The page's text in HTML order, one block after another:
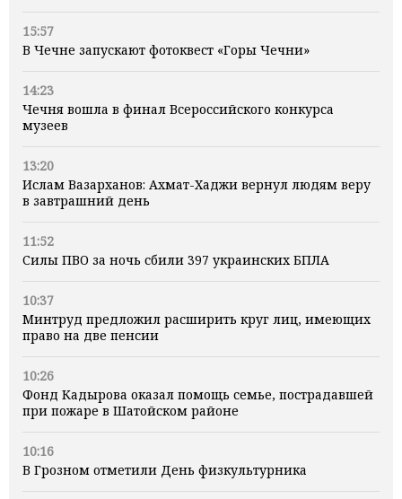
15:57
В Чечне запускают фотоквест «Горы Чечни»
14:23
Чечня вошла в финал Всероссийского конкурса
музеев
13:20
Ислам Вазарханов: Ахмат-Хаджи вернул людям веру
в завтрашний день
11:52
Силы ПВО за ночь сбили 397 украинских БПЛА
10:37
Минтруд предложил расширить круг лиц, имеющих
право на две пенсии
10:26
Фонд Кадырова оказал помощь семье, пострадавшей
при пожаре в Шатойском районе
10:16
В Грозном отметили День физкультурника